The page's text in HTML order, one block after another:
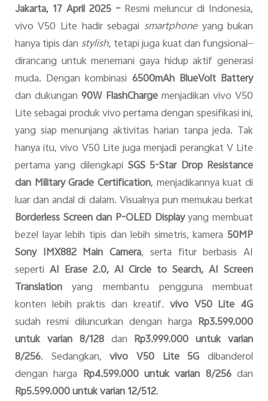
Jakarta, 17 April 2025 – Resmi meluncur di Indonesia,
vivo V50 Lite hadir sebagai smartphone yang bukan
hanya tipis dan stylish, tetapi juga kuat dan fungsional—
dirancang untuk menemani gaya hidup aktif generasi
muda. Dengan kombinasi 6500mAh BlueVolt Battery
dan dukungan90W FlashCharge menjadikan vivo V50
Lite sebagai produk vivo pertama dengan spesifikasi ini,
yang siap menunjang aktivitas harian tanpa jeda. Tak
hanya itu, vivo V50 Lite juga menjadi perangkat V Lite
pertama yang dilengkapi SGS 5-Star Drop Resistance
dan Military Grade Certification, menjadikannya kuat di
luar dan andal di dalam. Visualnya pun memukau berkat
Borderless Screen dan P-OLED Displayyang membuat
bezel layar lebih tipis dan lebih simetris, kamera 50MP
Sony IMX882 Main Camera, serta fitur berbasis AI
seperti AI Erase 2.0, AI Circle to Search, AI Screen
Translationyang membantu pengguna membuat
konten lebih praktis dan kreatif. vivo V50 Lite 4G
sudah resmi diluncurkan dengan harga Rp3.599.000
untuk varian 8/128dan Rp3.999.000 untuk varian
8/256. Sedangkan,vivo V50 Lite 5Gdibanderol
dengan harga Rp4.599.000 untuk varian 8/256dan
Rp5.599.000 untuk varian 12/512.